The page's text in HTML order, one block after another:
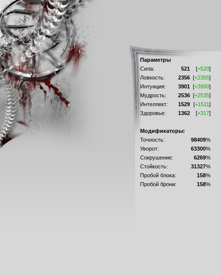
Параметры
Сила:
521 [+520]
Ловкость:
2356 [+2355]
Интуиция:
3901 [+3900]
Мудрость:
2536 [+2535]
Интеллект:
1529 [+1511]
Здоровье:
1362 [+317]
Модификаторы:
Точность:
98409%
Уворот:
63300%
Сокрушение:
6269%
Стойкость:
31327%
Пробой блока:
158%
Пробой брони:
158%